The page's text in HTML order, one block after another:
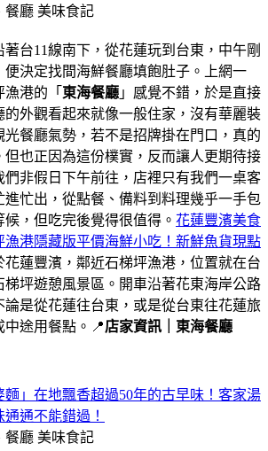
餐廳 美味食記
台11線南下，從花蓮玩到台東，中午剛
便決定找間海鮮餐廳填飽肚子。上網一
港的「 東海餐廳 」感覺不錯，於是直接
的外觀看起來就像一般住家，沒有華麗裝
餐廳氣勢，若不是招牌掛在門口，真的
但也正因為這份樸實，反而讓人更期待接
們非假日下午前往，店裡只有我們一桌客
進忙出，從點餐、備料到料理幾乎一手包
，但吃完後覺得很值得。 花蓮豐濱美食
漁港隱藏版平價海鮮小吃！新鮮魚貨現點
花蓮豐濱，鄰近石梯坪漁港，位置就在台
梯坪遊憩風景區。開車沿著花東海岸公路
論是從花蓮往台東，或是從台東往花蓮旅
途用餐點。📍店家資訊｜東海餐廳
」在地飄香超過50年的古早味！客家湯
通不能錯過！
餐廳 美味食記